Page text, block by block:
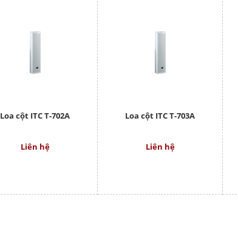
Loa cột ITC T-702A
Liên hệ
Loa cột ITC T-703A
Liên hệ